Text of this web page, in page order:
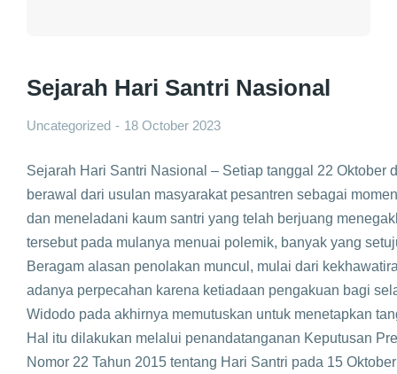
Sejarah Hari Santri Nasional
Uncategorized 18 October 2023
Sejarah Hari Santri Nasional – Setiap tanggal 22 Oktober
berawal dari usulan masyarakat pesantren sebagai
dan meneladani kaum santri yang telah berjuang
tersebut pada mulanya menuai polemik, banyak yang
Beragam alasan penolakan muncul, mulai dari
adanya perpecahan karena ketiadaan pengakuan bagi
Widodo pada akhirnya memutuskan untuk menetapkan
Hal itu dilakukan melalui penandatanganan Keputusan
Nomor 22 Tahun 2015 tentang Hari Santri pada 15